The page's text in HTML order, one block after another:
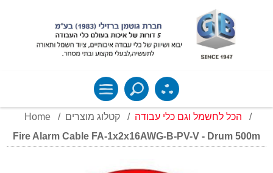
Home / קטלוג מוצרים / הכל לחשמל וגם כלי עבודה
/
Fire Alarm Cable FA-1x2x16AWG-B-PV-V - Drum 500m